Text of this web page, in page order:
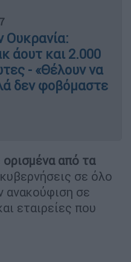
Ουκρανία:
άουτ και 2.000
- «Θέλουν να
δεν φοβόμαστε
ορισμένα από τα
σε όλο
ανακούφιση σε
εταιρείες που